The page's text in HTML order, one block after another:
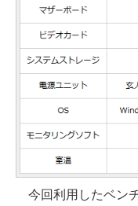
今回利用したベン